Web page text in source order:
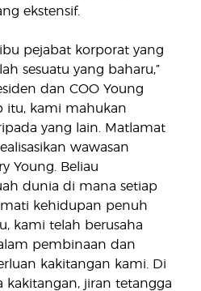
ekstensif.
pejabat korporat yang
sesuatu yang baharu,”
dan COO Young
itu, kami mahukan
yang lain. Matlamat
wawasan
Young. Beliau
dunia di mana setiap
kehidupan penuh
kami telah berusaha
pembinaan dan
kakitangan kami. Di
kakitangan, jiran tetangga